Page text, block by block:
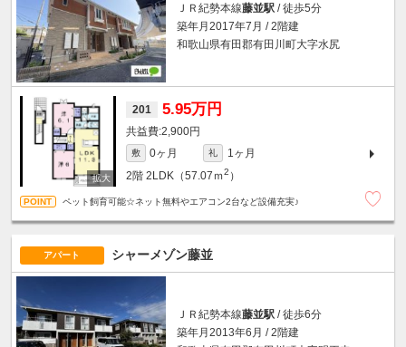
ＪＲ紀勢本線藤並駅 / 徒歩5分
築年月2017年7月 / 2階建
和歌山県有田郡有田川町大字水尻
201 5.95万円
2,900円
敷 0ヶ月 礼
1ヶ月
2階 2LDK（57.07ｍ2 ）
ペット飼育可能☆ネット無料やエアコン2台など設備充実♪
アパート シャーメゾン藤並
ＪＲ紀勢本線藤並駅 / 徒歩6分
築年月2013年6月 / 2階建